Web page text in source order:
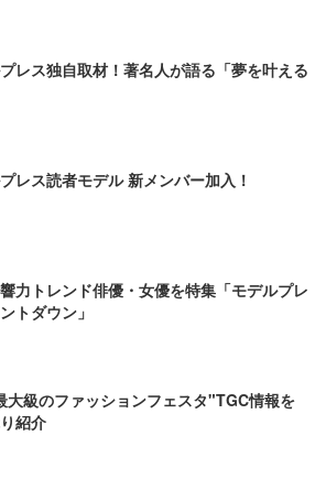
レス独自取材！著名人が語る「夢を叶える
レス読者モデル 新メンバー加入！
力トレンド俳優・女優を特集「モデルプレ
トダウン」
大級のファッションフェスタ"TGC情報を
紹介